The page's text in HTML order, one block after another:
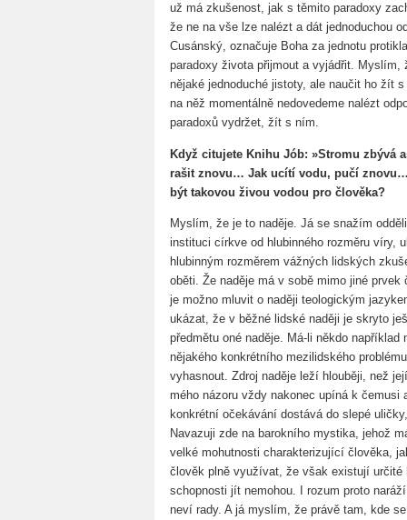
už má zkušenost, jak s těmito paradoxy
že ne na vše lze nalézt a dát jednoduchou
Cusánský, označuje Boha za jednotu
paradoxy života přijmout a vyjádřit.
nějaké jednoduché jistoty, ale naučit ho žít
na něž momentálně nedovedeme nalézt
paradoxů vydržet, žít s ním.
Když citujete Knihu Jób: »Stromu zbývá
rašit znovu… Jak ucítí vodu, pučí
být takovou živou vodou pro člověka?
Myslím, že je to naděje. Já se snažím
instituci církve od hlubinného rozměru víry,
hlubinným rozměrem vážných lidských
oběti. Že naděje má v sobě mimo jiné
je možno mluvit o naději teologickým
ukázat, že v běžné lidské naději je skryto
předmětu oné naděje. Má-li někdo
nějakého konkrétního mezilidského
vyhasnout. Zdroj naděje leží hlouběji, než
mého názoru vždy nakonec upíná k
konkrétní očekávání dostává do slepé
Navazuji zde na barokního mystika, jehož
velké mohutnosti charakterizující člověka,
člověk plně využívat, že však existují určité
schopnosti jít nemohou. I rozum proto
neví rady. A já myslím, že právě tam, kde